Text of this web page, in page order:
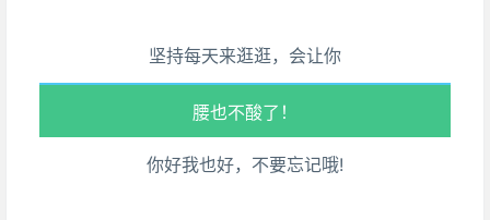
坚持每天来逛逛，会让你
走路也有劲了！
腰也不酸了！
你好我也好，不要忘记哦!